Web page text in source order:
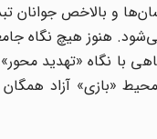
بالاخص جوانان
هنوز هیچ نگاه
نگاه «تهدید محور»
«بازی» آزاد